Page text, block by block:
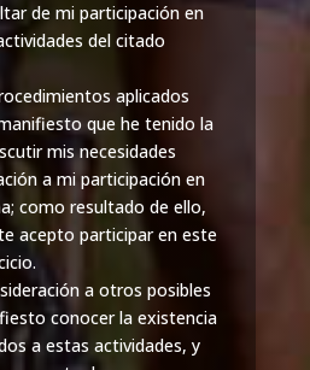
de mi participación en
del citado
aplicados
que he tenido la
mis necesidades
a mi participación en
como resultado de ello,
acepto participar en este
a otros posibles
conocer la existencia
a estas actividades, y